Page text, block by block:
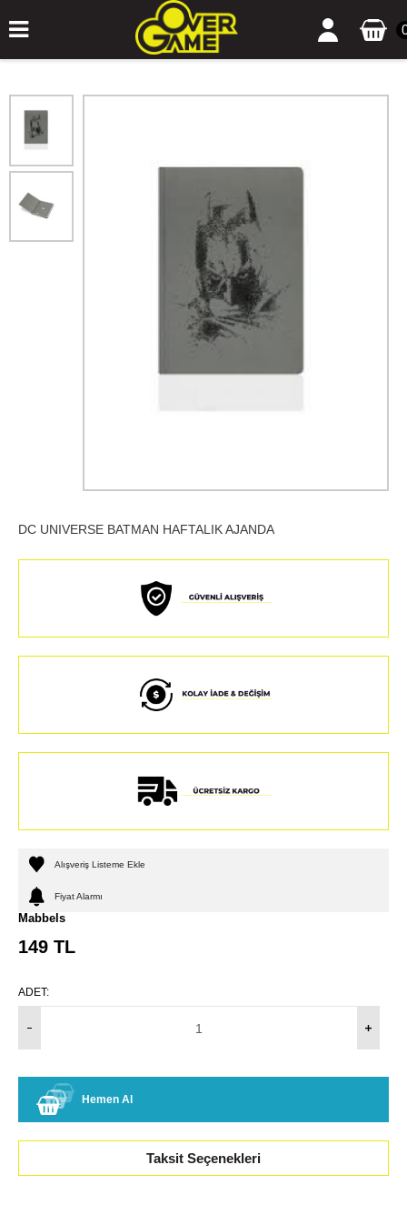
DC UNIVERSE BATMAN HAFTALIK AJANDA
Alışveriş Listeme Ekle
Fiyat Alarmı
Mabbels
149 TL
ADET:
Hemen Al
Taksit Seçenekleri